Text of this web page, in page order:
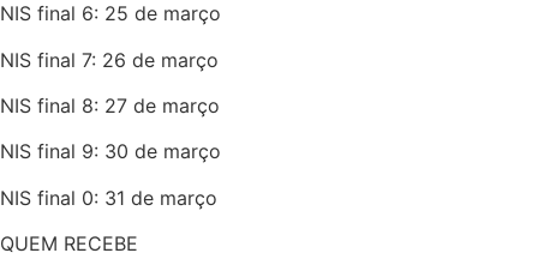
NIS final 6: 25 de março
NIS final 7: 26 de março
NIS final 8: 27 de março
NIS final 9: 30 de março
NIS final 0: 31 de março
QUEM RECEBE